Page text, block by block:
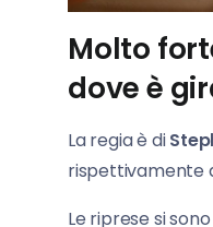
Molto
dove è
La regia è di
rispettivamente
Le riprese si